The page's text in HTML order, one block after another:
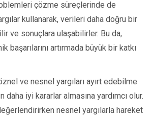
çözme süreçlerinde de
kullanarak, verileri daha doğru bir
ve sonuçlara ulaşabilirler. Bu da,
başarılarını artırmada büyük bir katkı
ve nesnel yargıları ayırt edebilme
iyi kararlar almasına yardımcı olur.
nesnel yargılarla hareket